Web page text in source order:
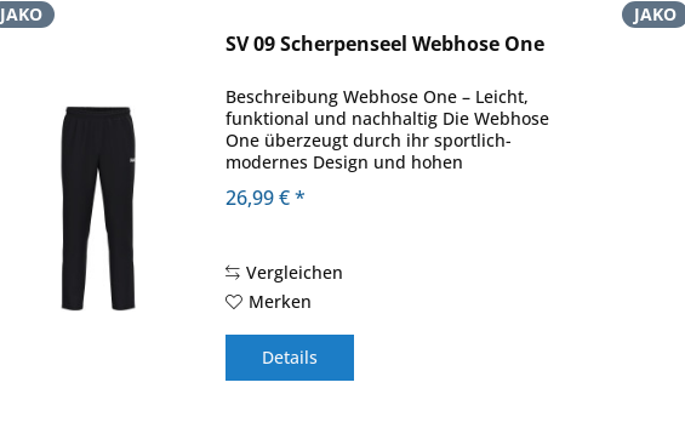
JAKO
SV 09 Scherpenseel Webhose One
Beschreibung Webhose One – Leicht,
funktional und nachhaltig Die Webhose
One überzeugt durch ihr sportlich-
modernes Design und hohen
Reißverschluss sorgt für eine perfekte
26,99 € *
Vergleichen
Merken
Details
JAKO